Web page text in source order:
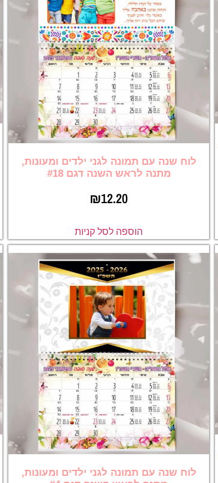
לוח שנה עם תמונה לגני ילדים ומעונות,
מתנה לראש השנה דגם #18
₪12.20
הוספה לסל קניות
לוח שנה עם תמונה לגני ילדים ומעונות,